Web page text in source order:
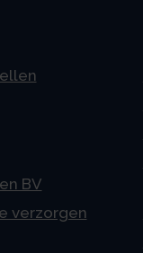
BV
verzorgen